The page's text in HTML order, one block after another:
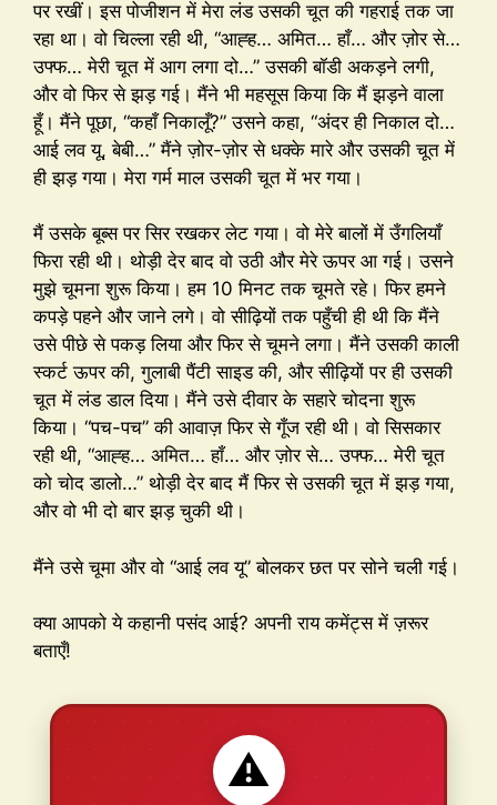
पर रखीं। इस पोजीशन में मेरा लंड उसकी चूत की गहराई तक जा
रहा था। वो चिल्ला रही थी, “आह्ह… अमित… हाँ… और ज़ोर से…
उफ्फ… मेरी चूत में आग लगा दो…” उसकी बॉडी अकड़ने लगी,
और वो फिर से झड़ गई। मैंने भी महसूस किया कि मैं झड़ने वाला
हूँ। मैंने पूछा, “कहाँ निकालूँ?” उसने कहा, “अंदर ही निकाल दो…
आई लव यू, बेबी…” मैंने ज़ोर-ज़ोर से धक्के मारे और उसकी चूत में
ही झड़ गया। मेरा गर्म माल उसकी चूत में भर गया।
मैं उसके बूब्स पर सिर रखकर लेट गया। वो मेरे बालों में उँगलियाँ
फिरा रही थी। थोड़ी देर बाद वो उठी और मेरे ऊपर आ गई। उसने
मुझे चूमना शुरू किया। हम 10 मिनट तक चूमते रहे। फिर हमने
कपड़े पहने और जाने लगे। वो सीढ़ियों तक पहुँची ही थी कि मैंने
उसे पीछे से पकड़ लिया और फिर से चूमने लगा। मैंने उसकी काली
स्कर्ट ऊपर की, गुलाबी पैंटी साइड की, और सीढ़ियों पर ही उसकी
चूत में लंड डाल दिया। मैंने उसे दीवार के सहारे चोदना शुरू
किया। “पच-पच” की आवाज़ फिर से गूँज रही थी। वो सिसकार
रही थी, “आह्ह… अमित… हाँ… और ज़ोर से… उफ्फ… मेरी चूत
को चोद डालो…” थोड़ी देर बाद मैं फिर से उसकी चूत में झड़ गया,
और वो भी दो बार झड़ चुकी थी।
मैंने उसे चूमा और वो “आई लव यू” बोलकर छत पर सोने चली गई।
क्या आपको ये कहानी पसंद आई? अपनी राय कमेंट्स में ज़रूर
बताएँ!
⚠️